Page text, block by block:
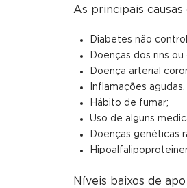
As principais
Diabetes não
Doenças dos rins
Doença arterial
Inflamações
Hábito de fumar;
Uso de alguns
Doenças genéticas
Níveis baixos de